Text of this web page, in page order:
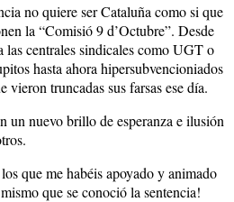
no quiere ser Cataluña como si que
la “Comisió 9 d’Octubre”. Desde
centrales sindicales como UGT o
hasta ahora hipersubvencioniados
vieron truncadas sus farsas ese día.
un nuevo brillo de esperanza e ilusión
que me habéis apoyado y animado
que se conoció la sentencia!